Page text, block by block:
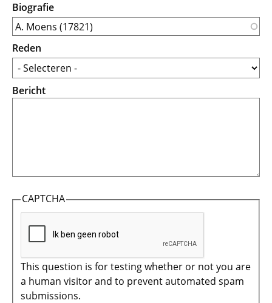
Biografie
Reden
Bericht
CAPTCHA
This question is for testing whether or not you are
a human visitor and to prevent automated spam
submissions.